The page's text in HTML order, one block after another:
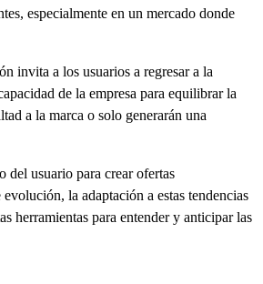
especialmente en un mercado donde
invita a los usuarios a regresar a la
de la empresa para equilibrar la
a la marca o solo generarán una
del usuario para crear ofertas
la adaptación a estas tendencias
herramientas para entender y anticipar las